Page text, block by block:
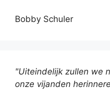
Bobby Schuler
"Uiteindelijk zullen we
onze vijanden